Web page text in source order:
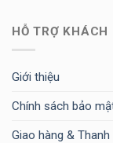
HỖ TRỢ KHÁCH
Giới thiệu
Chính sách bảo
Giao hàng &